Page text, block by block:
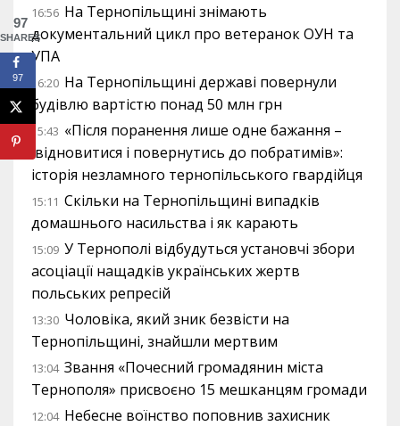
16:56 На Тернопільщині знімають
документальний цикл про ветеранок ОУН та
УПА
16:20 На Тернопільщині державі повернули
будівлю вартістю понад 50 млн грн
15:43 «Після поранення лише одне бажання –
відновитися і повернутись до побратимів»:
історія незламного тернопільського гвардійця
15:11 Скільки на Тернопільщині випадків
домашнього насильства і як карають
15:09 У Тернополі відбудуться установчі збори
асоціації нащадків українських жертв
польських репресій
13:30 Чоловіка, який зник безвісти на
Тернопільщині, знайшли мертвим
13:04 Звання «Почесний громадянин міста
Тернополя» присвоєно 15 мешканцям громади
12:04 Небесне воїнство поповнив захисник
97
SHARES
97